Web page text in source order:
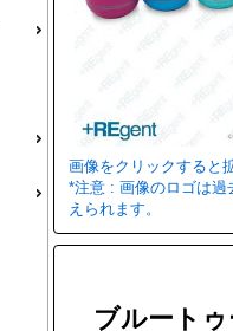
画像をクリックすると
*注意 : 画像のロゴは過
えられます。
ブルート